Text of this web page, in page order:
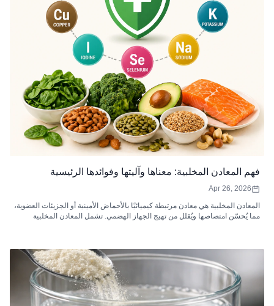
فهم المعادن المخلبية: معناها وآليتها وفوائدها الرئيسية
Apr 26, 2026
المعادن المخلبية هي معادن مرتبطة كيميائيًا بالأحماض الأمينية أو الجزيئات العضوية،
مما يُحسّن امتصاصها ويُقلل من تهيج الجهاز الهضمي. تشمل المعادن المخلبية
وصحة العظام، والتفاعلات الإنزيمية. تُعد المكملات الغذائية المخلبية عالية الجودة
مثالية للأفراد الذين يعانون من حساسية في الجهاز الهضمي، أو لديهم احتياجات
معدنية أعلى، أو نقص في العناصر الغذائية. عند دمجها مع نظام غذائي متوازن ونمط
حياة صحي، تُحسّن المعادن المخلبية من استفادة الجسم من المعادن والصحة